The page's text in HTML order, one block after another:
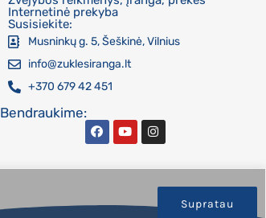
Supratau
Internetinė prekyba
Susisiekite:
Musninkų g. 5, Šeškinė, Vilnius
info@zuklesiranga.lt
+370 679 42 451
Bendraukime: